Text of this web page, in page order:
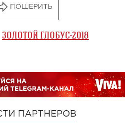
ПОШЕРИТЬ
ЗОЛОТОЙ ГЛОБУС-2018
ПАРТНЕРОВ